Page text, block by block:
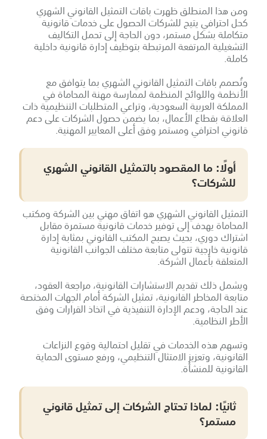
ومن هذا المنطلق ظهرت باقات التمثيل القانوني الشهري
كحل احترافي يتيح للشركات الحصول على خدمات قانونية
متكاملة بشكل مستمر، دون الحاجة إلى تحمل التكاليف
التشغيلية المرتفعة المرتبطة بتوظيف إدارة قانونية داخلية
كاملة.
وتُصمم باقات التمثيل القانوني الشهري بما يتوافق مع
الأنظمة واللوائح المنظمة لممارسة مهنة المحاماة في
المملكة العربية السعودية، وتراعي المتطلبات التنظيمية ذات
العلاقة بقطاع الأعمال، بما يضمن حصول الشركات على دعم
قانوني احترافي ومستمر وفق أعلى المعايير المهنية.
أولًا: ما المقصود بالتمثيل القانوني الشهري
للشركات؟
التمثيل القانوني الشهري هو اتفاق مهني بين الشركة ومكتب
المحاماة يهدف إلى توفير خدمات قانونية مستمرة مقابل
اشتراك دوري، بحيث يصبح المكتب القانوني بمثابة إدارة
قانونية خارجية تتولى متابعة مختلف الجوانب القانونية
المتعلقة بأعمال الشركة.
ويشمل ذلك تقديم الاستشارات القانونية، مراجعة العقود،
متابعة المخاطر القانونية، تمثيل الشركة أمام الجهات المختصة
عند الحاجة، ودعم الإدارة التنفيذية في اتخاذ القرارات وفق
الأطر النظامية.
وتسهم هذه الخدمات في تقليل احتمالية وقوع النزاعات
القانونية، وتعزيز الامتثال التنظيمي، ورفع مستوى الحماية
القانونية للمنشأة.
ثانيًا: لماذا تحتاج الشركات إلى تمثيل قانوني
مستمر؟